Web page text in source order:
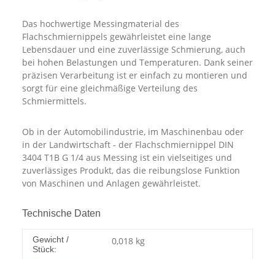
Das hochwertige Messingmaterial des
Flachschmiernippels gewährleistet eine lange
Lebensdauer und eine zuverlässige Schmierung, auch
bei hohen Belastungen und Temperaturen. Dank seiner
präzisen Verarbeitung ist er einfach zu montieren und
sorgt für eine gleichmäßige Verteilung des
Schmiermittels.
Ob in der Automobilindustrie, im Maschinenbau oder
in der Landwirtschaft - der Flachschmiernippel DIN
3404 T1B G 1/4 aus Messing ist ein vielseitiges und
zuverlässiges Produkt, das die reibungslose Funktion
von Maschinen und Anlagen gewährleistet.
Technische Daten
Gewicht /
Stück:
0,018 kg